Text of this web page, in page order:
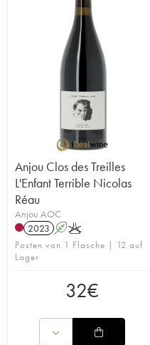
Anjou Clos des Treilles
L'Enfant Terrible Nicolas
Réau
Anjou AOC
2023 AK
Posten von 1 Flasche | 12 auf
Lager
32€